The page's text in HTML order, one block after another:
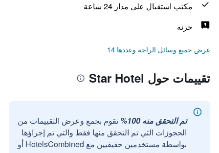
مكتب استقبال على مدار 24 ساعة
خزنه
عرض جميع وسائل الراحة وعددها 14
تقييمات حول Star Hotel
تم التحقق منه 100%
نقوم بجمع وعرض التقييمات من
الحجوزات التي تم التحقق منها فقط والتي تم إجراؤها
بواسطة مستخدمين حقيقيين مع HotelsCombined أو